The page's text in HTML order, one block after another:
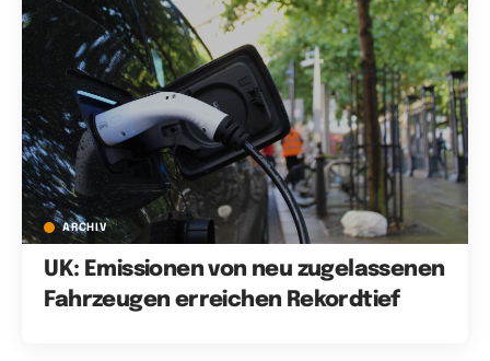
ARCHIV
UK: Emissionen von neu zugelassenen
Fahrzeugen erreichen Rekordtief